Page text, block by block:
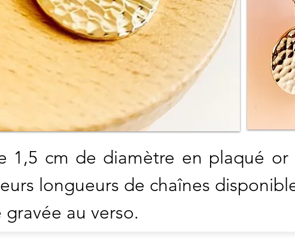
1,5 cm de diamètre en plaqué or
longueurs de chaînes
au verso.